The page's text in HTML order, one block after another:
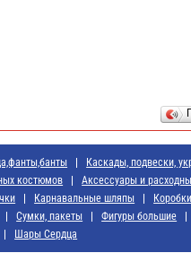
Каскады, подвески,
костюмов
Аксессуары и
Карнавальные шляпы
Коробки
Сумки, пакеты Фигуры большие
Шары Сердца